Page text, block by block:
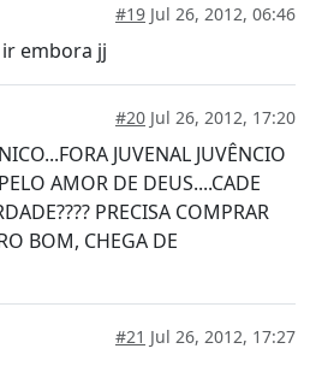
#19 Jul 26, 2012, 06:46
embora jj
#20 Jul 26, 2012, 17:20
JUVENAL JUVÊNCIO
AMOR DE DEUS....CADE
PRECISA COMPRAR
BOM, CHEGA DE
#21 Jul 26, 2012, 17:27